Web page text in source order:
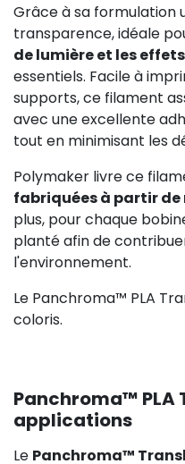
Grâce à sa formulation
transparence, idéale
de lumière et les
essentiels. Facile à
supports, ce filament
avec une excellente
tout en minimisant les
Polymaker livre ce
fabriquées à partir
plus, pour chaque
planté afin de
l'environnement.
Le Panchroma™ PLA
coloris.
Panchroma™ PLA
applications
Le Panchroma™